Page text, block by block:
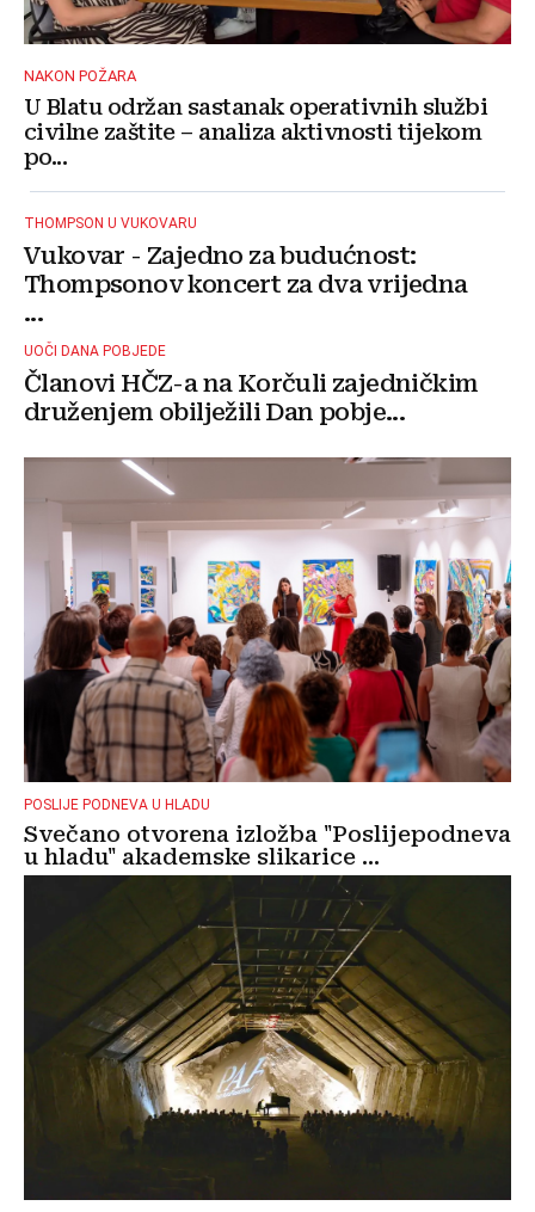
NAKON POŽARA
U Blatu održan sastanak operativnih službi
civilne zaštite – analiza aktivnosti tijekom
po...
THOMPSON U VUKOVARU
Vukovar - Zajedno za budućnost:
Thompsonov koncert za dva vrijedna
...
UOČI DANA POBJEDE
Članovi HČZ-a na Korčuli zajedničkim
druženjem obilježili Dan pobje...
POSLIJE PODNEVA U HLADU
Svečano otvorena izložba "Poslijepodneva
u hladu" akademske slikarice ...